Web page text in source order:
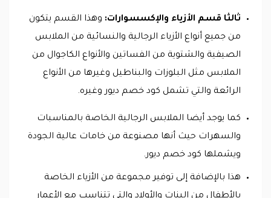
ثالثا قسم الأزياء والإكسسوارات: وهذا القسم يتكون
من جميع أنواع الأزياء الرجالية والنسائية من الملابس
الصيفية والشتوية من الفساتين والأنواع الكاجوال من
الملابس مثل البلوزات والبناطيل وغيرها من الأنواع
الرائعة والتي تشمل كود خصم ديور وغيره.
كما يوجد أيضا الملابس الرجالية الخاصة بالمناسبات
والسهرات حيث أنها مصنوعة من خامات عالية الجودة
ويشملها كود خصم ديور.
هذا بالإضافة إلى توفير مجموعة من الأزياء الخاصة